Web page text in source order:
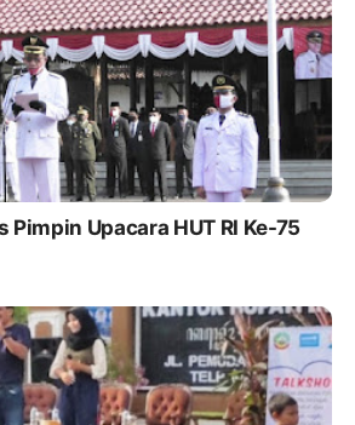
Pimpin Upacara HUT RI Ke-75